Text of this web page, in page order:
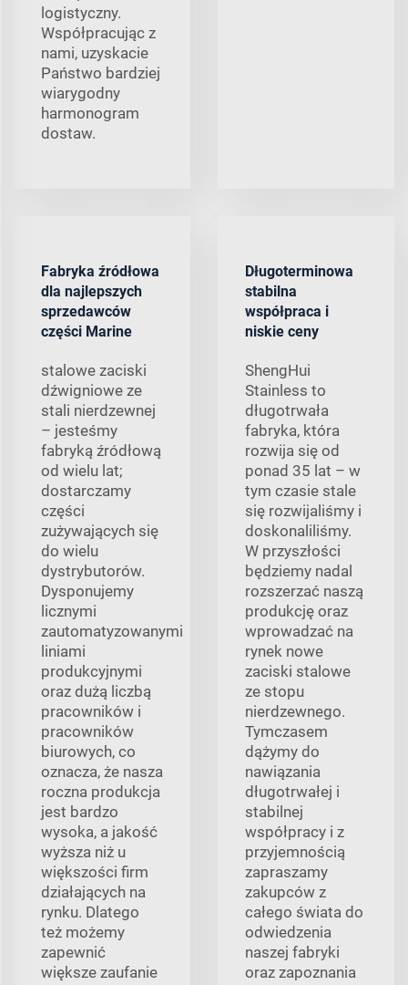
logistyczny.
Współpracując z
nami, uzyskacie
Państwo bardziej
wiarygodny
harmonogram
dostaw.
Fabryka źródłowa
dla najlepszych
sprzedawców
części Marine
stalowe zaciski
dźwigniowe ze
stali nierdzewnej
– jesteśmy
fabryką źródłową
od wielu lat;
dostarczamy
części
zużywających się
do wielu
dystrybutorów.
Dysponujemy
licznymi
zautomatyzowanymi
liniami
produkcyjnymi
oraz dużą liczbą
pracowników i
pracowników
biurowych, co
oznacza, że nasza
roczna produkcja
jest bardzo
wysoka, a jakość
wyższa niż u
większości firm
działających na
rynku. Dlatego
też możemy
zapewnić
większe zaufanie
Długoterminowa
stabilna
współpraca i
niskie ceny
ShengHui
Stainless to
długotrwała
fabryka, która
rozwija się od
ponad 35 lat – w
tym czasie stale
się rozwijaliśmy i
doskonaliliśmy.
W przyszłości
będziemy nadal
rozszerzać naszą
produkcję oraz
wprowadzać na
rynek nowe
zaciski stalowe
ze stopu
nierdzewnego.
Tymczasem
dążymy do
nawiązania
długotrwałej i
stabilnej
współpracy i z
przyjemnością
zapraszamy
zakupców z
całego świata do
odwiedzenia
naszej fabryki
oraz zapoznania